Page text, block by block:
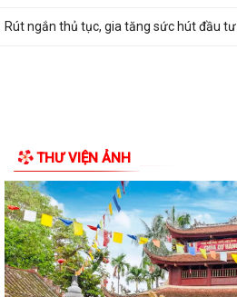
Rút ngắn thủ tục, gia tăng sức hút đầu tư
THƯ VIỆN ẢNH